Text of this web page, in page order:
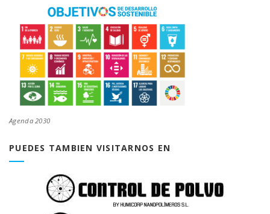
Agenda 2030
PUEDES TAMBIEN VISITARNOS EN